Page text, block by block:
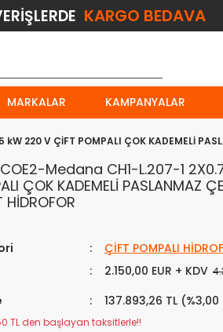
KARGO BEDAVA
MARKALAR KAMPANYALAR
220 V ÇİFT POMPALI ÇOK KADEMELİ
Medana CH1-L.207-1
ÇOK KADEMELİ PASLANMAZ
HİDROFOR
ÇİFT POMPALI
2.150,00 EUR + KDV
137.893,26 TL
TL den başlayan taksitlerle!!